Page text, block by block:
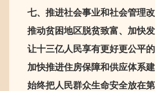
七、推进社会事业和社会管理
推动贫困地区脱贫致富、加快
让十三亿人民享有更好更公平
加快推进住房保障和供应体系
始终把人民群众生命安全放在